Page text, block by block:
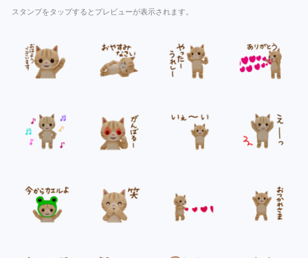
スタンプをタップするとプレビューが表示されます。